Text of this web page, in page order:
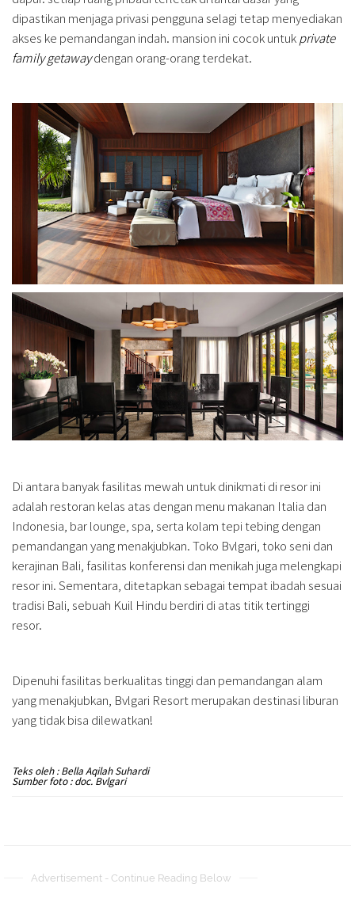
dipastikan menjaga privasi pengguna selagi tetap menyediakan
akses ke pemandangan indah. mansion ini cocok untukprivate
family getawaydengan orang-orang terdekat.
Di antara banyak fasilitas mewah untuk dinikmati di resor ini
adalah restoran kelas atas dengan menu makanan Italia dan
Indonesia, bar lounge, spa, serta kolam tepi tebing dengan
pemandangan yang menakjubkan. Toko Bvlgari, toko seni dan
kerajinan Bali, fasilitas konferensi dan menikah juga melengkapi
resor ini. Sementara, ditetapkan sebagai tempat ibadah sesuai
tradisi Bali, sebuah Kuil Hindu berdiri di atas titik tertinggi
resor.
Dipenuhi fasilitas berkualitas tinggi dan pemandangan alam
yang menakjubkan, Bvlgari Resort merupakan destinasi liburan
yang tidak bisa dilewatkan!
Teks oleh : Bella Aqilah Suhardi
Sumber foto : doc. Bvlgari
Advertisement - Continue Reading Below